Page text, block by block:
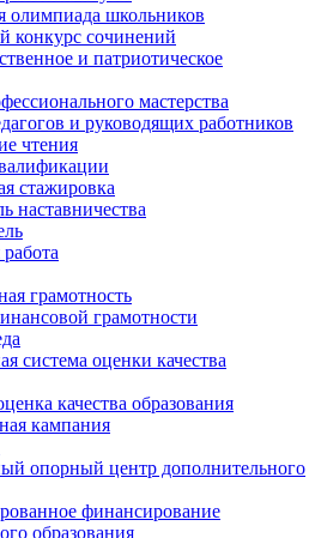
олимпиада школьников
конкурс сочинений
и патриотическое
мастерства
и руководящих работников
чтения
стажировка
наставничества
грамотность
грамотности
система оценки качества
качества образования
кампания
опорный центр дополнительного
финансирование
образования